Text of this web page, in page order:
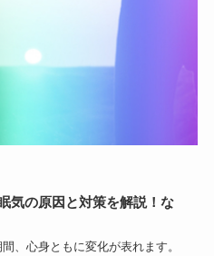
気の原因と対策を解説！な
、心身ともに変化が表れます。